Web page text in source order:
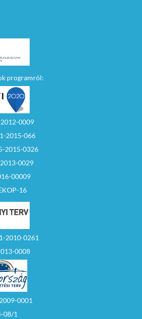
programról:
0009
2015-066
2015-0326
0029
00009
16
2010-0261
0008
0001
08/1